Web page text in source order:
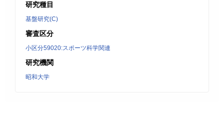
研究種目
基盤研究(C)
審査区分
小区分59020:スポーツ科学関連
研究機関
昭和大学